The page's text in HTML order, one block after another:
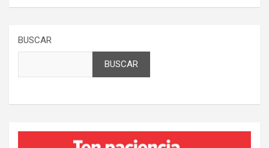
BUSCAR
BUSCAR